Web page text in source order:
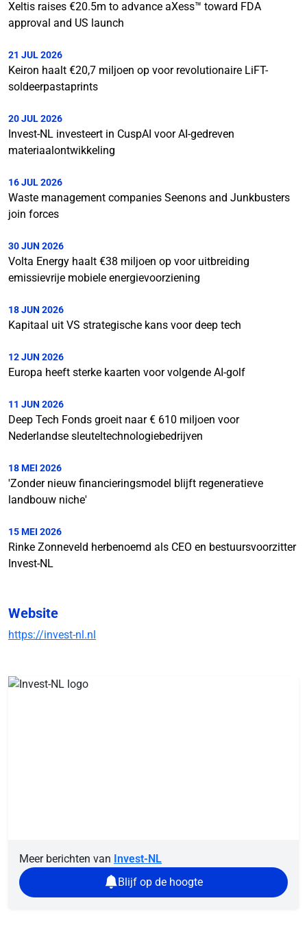
Xeltis raises €20.5m to advance aXess™ toward FDA
approval and US launch
21 JUL 2026
Keiron haalt €20,7 miljoen op voor revolutionaire LiFT-
soldeerpastaprints
20 JUL 2026
Invest-NL investeert in CuspAI voor AI-gedreven
materiaalontwikkeling
16 JUL 2026
Waste management companies Seenons and Junkbusters
join forces
30 JUN 2026
Volta Energy haalt €38 miljoen op voor uitbreiding
emissievrije mobiele energievoorziening
18 JUN 2026
Kapitaal uit VS strategische kans voor deep tech
12 JUN 2026
Europa heeft sterke kaarten voor volgende AI-golf
11 JUN 2026
Deep Tech Fonds groeit naar € 610 miljoen voor
Nederlandse sleuteltechnologiebedrijven
18 MEI 2026
'Zonder nieuw financieringsmodel blijft regeneratieve
landbouw niche'
15 MEI 2026
Rinke Zonneveld herbenoemd als CEO en bestuursvoorzitter
Invest-NL
Website
https://invest-nl.nl
Meer berichten van Invest-NL
Blijf op de hoogte